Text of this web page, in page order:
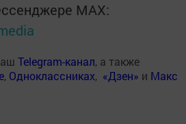
MАХ:
Telegram-канал, а также
, Одноклассниках, «Дзен» и Макс